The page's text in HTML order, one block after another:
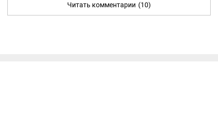
Читать комментарии (10)